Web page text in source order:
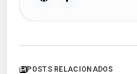
POSTS RELACIONADOS